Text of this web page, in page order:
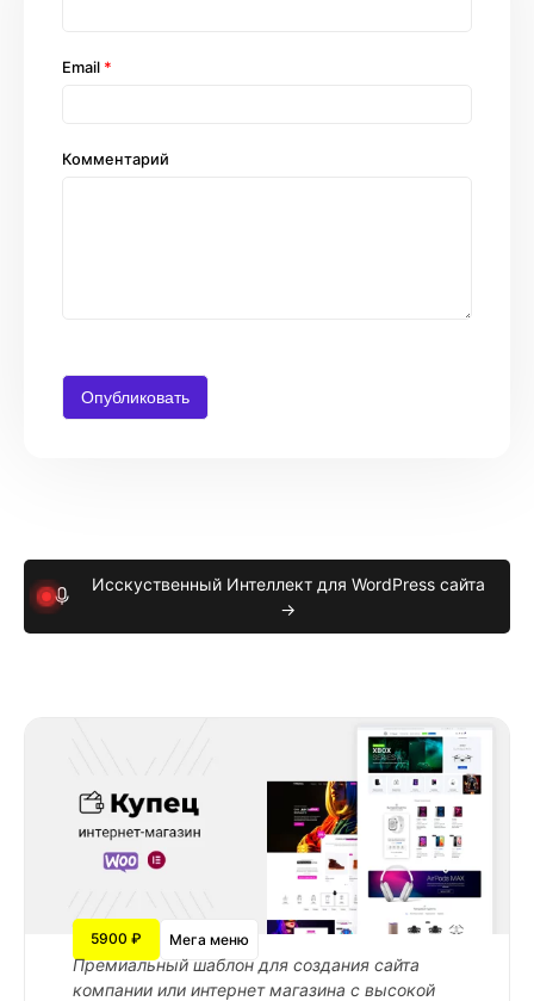
Комментарий
Email *
Исскуственный Интеллект для WordPress сайта
→
5900 ₽ Мега меню
Премиальный шаблон для создания сайта
компании или интернет магазина с высокой